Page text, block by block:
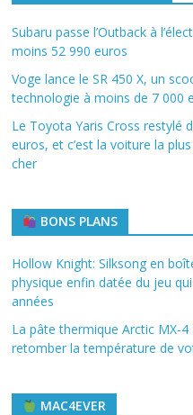
Subaru passe l’Outback à
moins 52 990 euros
Voge lance le SR 450 X, un
technologie à moins de 7 000
Le Toyota Yaris Cross restylé
euros, et c’est la voiture la
cher
BONS PLANS
Hollow Knight: Silksong en
physique enfin datée du jeu
années
La pâte thermique Arctic MX-
retomber la température de
MAC4EVER